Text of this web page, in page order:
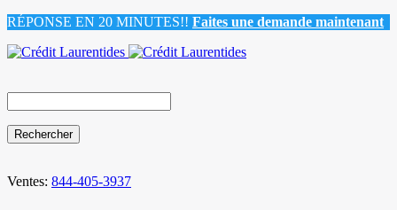
RÉPONSE EN 20 MINUTES!! Faites une demande maintenant
for:
Ventes: 844-405-3937